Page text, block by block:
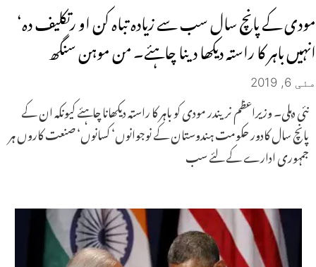
مودی کے پانچ سال سب سے زیادہ تباہ کن او رتکلیف دہ‘
انہیں باہر کا راستہ دیکھا دینا چاہئے۔ من موہن سنگھ
مئی 6, 2019
نئی دہلی۔ وزیراعظم نریندر مودی کو باہر کا راستہ دیکھانا چاہئے کیونکہ ان کے
پانچ سال کادور حکومت ہندوستان کے نوجوانوں‘ کسانوں‘ صنعت کاروں ہر
جمہوری ادارے کے لئے سب